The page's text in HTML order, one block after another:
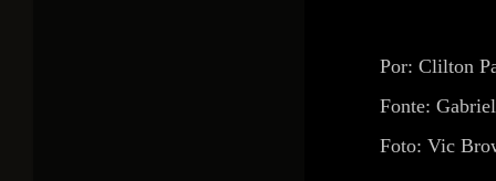
Por: Clilton
Fonte:
Foto: Vic